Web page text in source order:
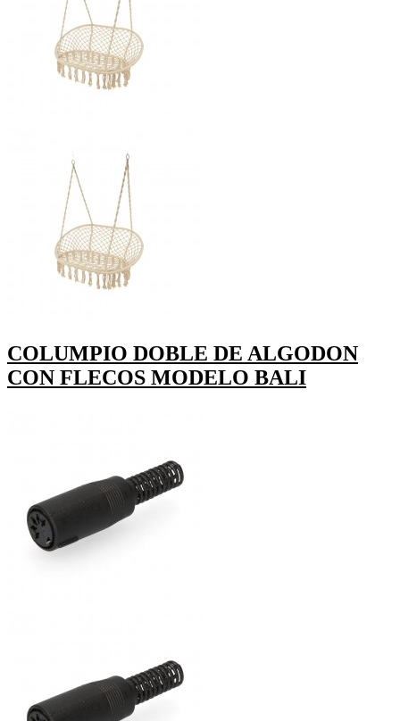
COLUMPIO DOBLE DE ALGODON
CON FLECOS MODELO BALI